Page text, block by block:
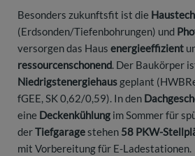
Besonders zukunftsfit ist die
(Erdsonden/Tiefenbohrungen) und
versorgen das Haus energieeffizient
ressourcenschonend. Der Baukörper
Niedrigstenergiehaus geplant
fGEE, SK 0,62/0,59). In den
eine Deckenkühlung im Sommer für
derTiefgaragestehen 58 PKW-
mit Vorbereitung für E-Ladestationen.